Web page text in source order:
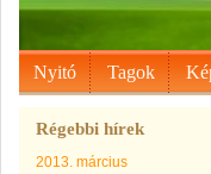
Nyitó Tagok
Régebbi hírek
2013. március